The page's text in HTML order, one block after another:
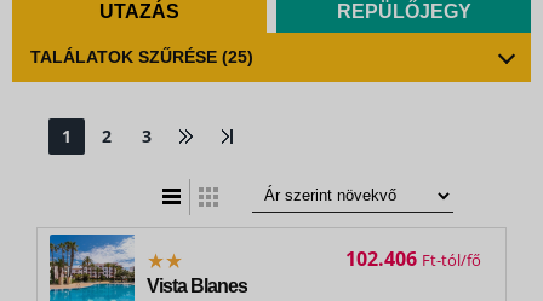
UTAZÁS REPÜLŐJEGY
TALÁLATOK SZŰRÉSE (25)
1 2 3
Vista Blanes
102.406 Ft